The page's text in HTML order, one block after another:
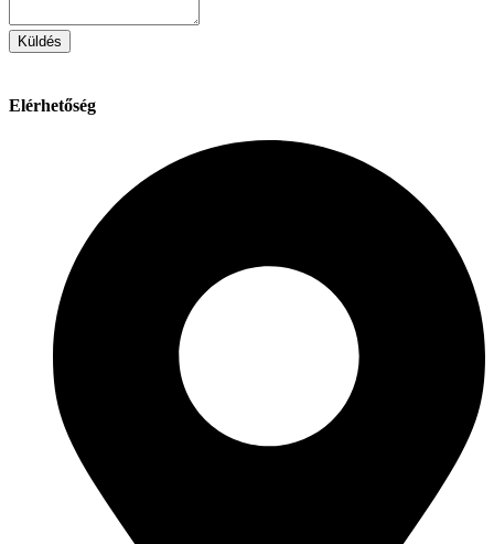
Küldés
Elérhetőség